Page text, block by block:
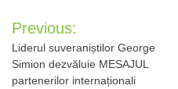
Post
navigation
Previous:
Liderul suveraniștilor George
Simion dezvăluie MESAJUL
partenerilor internaționali